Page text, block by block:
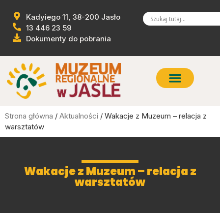
Kadyiego 11, 38-200 Jasło
13 446 23 59
Dokumenty do pobrania
Strona główna / Aktualności / Wakacje z Muzeum – relacja z
warsztatów
Wakacje z Muzeum – relacja z
warsztatów